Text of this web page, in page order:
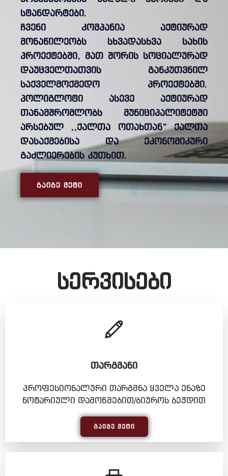
სტანდარტები.
ჩვენი კომპანია აქტიურად
მონაწილეობს სხვადასხვა სახის
პროექტებში, მათ შორის სოციალურად
დაუცველთათვის განკუთვნილ
საქველმოქმედო პროექტებში.
პოლიგლოტი ასევე აქტიურად
თანამშრომლობს მუნიციპალიტეტში
არსებულ ,,ქალთა ოთახთან” ქალთა
დასაქმებისა და ეკონომიკური
გაძლიერების კუთხით.
ᲒᲐᲘᲒᲔ ᲛᲔᲢᲘ
სერვისები
ᲗᲐᲠᲒᲛᲐᲜᲘ
პროფესიონალური თარგმნა ყველა ენაზე
ნოტარიული დამოწმებით/ბიუროს ბეჭდით
ᲒᲐᲘᲒᲔ ᲛᲔᲢᲘ